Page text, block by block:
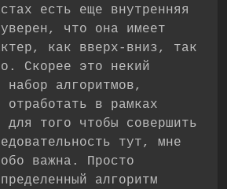
есть еще внутренняя
что она имеет
как вверх-вниз, так
Скорее это некий
набор алгоритмов,
отработать в рамках
для того чтобы совершить
тут, мне
важна. Просто
алгоритм